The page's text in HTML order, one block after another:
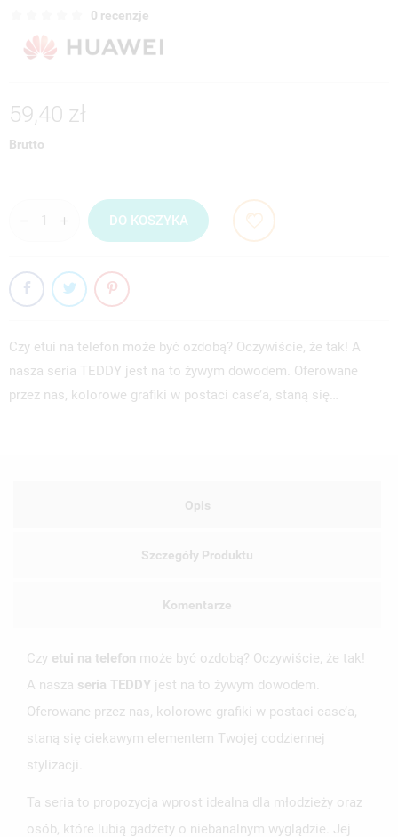
0 recenzje
59,40 zł
Brutto
DO KOSZYKA
Czy etui na telefon może być ozdobą? Oczywiście, że tak! A
nasza seria TEDDY jest na to żywym dowodem. Oferowane
przez nas, kolorowe grafiki w postaci case’a, staną się…
Opis
Szczegóły Produktu
Komentarze
Czy etui na telefon może być ozdobą? Oczywiście, że tak!
A nasza seria TEDDY jest na to żywym dowodem.
Oferowane przez nas, kolorowe grafiki w postaci case’a,
staną się ciekawym elementem Twojej codziennej
stylizacji.
Ta seria to propozycja wprost idealna dla młodzieży oraz
osób, które lubią gadżety o niebanalnym wyglądzie. Jej